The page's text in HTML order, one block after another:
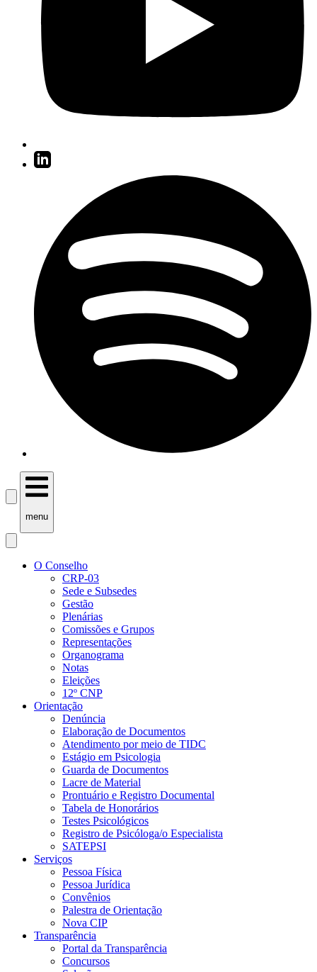
menu
O Conselho
CRP-03
Sede e Subsedes
Gestão
Plenárias
Comissões e Grupos
Representações
Organograma
Notas
Eleições
12º CNP
Orientação
Denúncia
Elaboração de Documentos
Atendimento por meio de TIDC
Estágio em Psicologia
Guarda de Documentos
Lacre de Material
Prontuário e Registro Documental
Tabela de Honorários
Testes Psicológicos
Registro de Psicóloga/o Especialista
SATEPSI
Serviços
Pessoa Física
Pessoa Jurídica
Convênios
Palestra de Orientação
Nova CIP
Transparência
Portal da Transparência
Concursos